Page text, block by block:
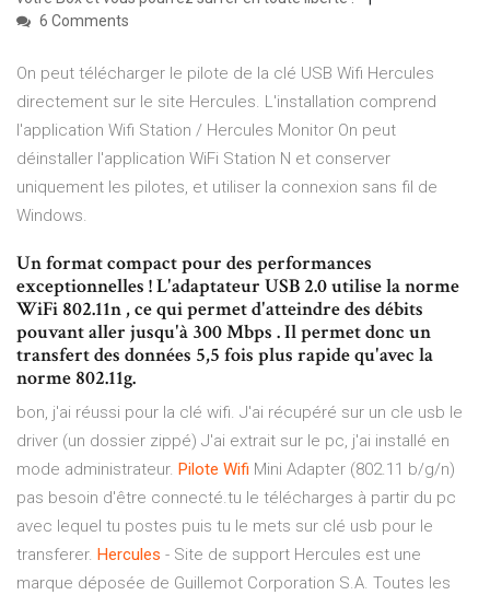
6 Comments
On peut télécharger le pilote de la clé USB Wifi Hercules
directement sur le site Hercules. L'installation comprend
l'application Wifi Station / Hercules Monitor On peut
déinstaller l'application WiFi Station N et conserver
uniquement les pilotes, et utiliser la connexion sans fil de
Windows.
Un format compact pour des performances
exceptionnelles ! L'adaptateur USB 2.0 utilise la norme
WiFi 802.11n , ce qui permet d'atteindre des débits
pouvant aller jusqu'à 300 Mbps . Il permet donc un
transfert des données 5,5 fois plus rapide qu'avec la
norme 802.11g.
bon, j'ai réussi pour la clé wifi. J'ai récupéré sur un cle usb le
driver (un dossier zippé) J'ai extrait sur le pc, j'ai installé en
mode administrateur. Pilote Wifi Mini Adapter (802.11 b/g/n)
pas besoin d'être connecté.tu le télécharges à partir du pc
avec lequel tu postes puis tu le mets sur clé usb pour le
transferer. Hercules - Site de support Hercules est une
marque déposée de Guillemot Corporation S.A. Toutes les